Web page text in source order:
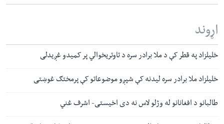
اړوند
خلیلزاد په قطر کې د ملا برادر سره د تاوتریخوالي پر کمیدو غږیدلی
خلیلزاد ملا برادر سره لیدنه کې شپږو موضوعاتو کې پرمختګ غوښتی
طالبانو د افغانانو له وژلو لاس نه دی اخیستی- اشرف غني